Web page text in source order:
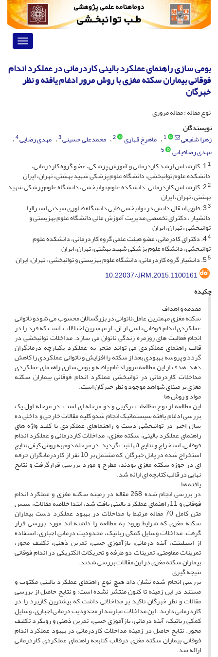
Toggle
بومی سازی راهنمای عملکرد بالینی کاردرمانی در عملکرد اندام
فوقانی بیماران سکته مغزی با روش مرور ادغام یافته و نظر
خبرگان
نوع مقاله : مقاله مروری
نویسندگان
زهرا شفیعی
1 ماهرخ قهاری 2 محمدعلی حسینی3 مهدی رضایی4
مهدی رصافیانی
5
1 1. کارشناس ارشد کاردرمانی و آموزش پزشکی، عضو گروه کاردرمانی،
دانشکده علوم توانبخشی، دانشگاه علوم پزشکی شهید بهشتی، تهران، ایران
2 2. کارشناس کاردرمانی. دانشکده علوم توانبخشی، دانشگاه علوم پزشکی شهید
بهشتی، تهران، ایران
3 3. فلوی انتقال دانش در توانبخشی قلبی دانشگاه فناوری سیدنی استرالیا.
دانشیار ، دکترای تخصصی مدیریت آموزش عالی دانشگاه علوم بهزیستی و
توانبخشی ، تهران، ایران
4 4. دکترای کادرمانی، عضو هیئت علمی گروه کاردرمانی، دانشکده علوم
توانبخشی، دانشگاه علوم پزشکی شهید بهشتی، تهران، ایران
5
10.22037/JRM.2015.1100161
چکیده
مقدمه و اهداف
سکته مغزی مهمترین عامل ناتوانی در بزرگسالان محسوب می شودو ناتوانی
عملکردی اندام فوقانی ناشی از آن، از مهمترین اختلالات است که فرد را در
انجام فعالیت های روزمره زندگی ناتوان می سازد. مداخلات توانبخشی در
قالب راهنمای عملکردی می تواند منجر به عملکرد یکپارچه درمانگران
گردد و پروسه بهبودی بعد از سکته را افزایش و ناتوانی عملکردی را کاهش
دهد. هدف از این مطالعه مرور ادغام یافته و بومی سازی راهنمای عملکردی
مداخلات کاردرمانی در توانبخشی عملکرد اندام فوقانی بیماران سکته
مغزی بر مبنای شواهد موجود و نظر خبرگان است.
مواد و روش ها
این مطالعه از نوع مطالعات ترکیبی و دو مرحله ای است. در مرحله اول یک
بررسی ادغام یافته سیستماتیک انجام شدو کلیه مقالات خارجی و داخلی ده
سال اخیر در توانبخشی دست و راهنماهای عملکردی با کلید واژه های
راهنمای عملکرد بالینی، سکته مغزی، مداخلات کاردرمانی و عملکرد اندام
فوقانی، استخراج و نتایج آنها ثبت گردید. در مرحله دوم به روش کیفی نتایج
استخراج شده در پانل خبرگان که مشتمل بر 10 نفر از کاردرمانگران حرفه
ای در حوزه سکته مغزی بودند، مطرح و مورد بررسی قرارگرفت و نتایج
نهایی در قالب کتابچه ای ارائه شد.
یافته ها
در بررسی انجام شده 268 مقاله در زمینه سکته مغزی و عملکرد اندام
فوقانی و 11 راهنمای عملکرد بالینی یافت شد، ابتدا خلاصه مقالات، سپس
متن کامل 70 مقاله مرتبط با مداخلات در بهبود عملکرد دست بیماران
سکته مغزی که شرایط ورود به مطالعه را داشته اند مورد بررسی قرار
گرفت. مداخلات وسایل کمکی رباتیک، محدودیت درمانی اجباری، استفاده
از اسپلینت، آینه درمانی، بازآموزی حسی، تمرین ذهنی، تکلیف محور،
تمرینات مقاومتی، تمرینات دو طرفه و تحریکات الکتریکی در اندام فوقانی
بیماران سکته مغزی در این مقالات بررسی شدند.
نتیجه گیری
بررسی انجام شده نشان داد هیچ نوع راهنمای عملکرد بالینی مکتوب و
مستند در این زمینه تا کنون منتشر نشده است؛ و نتایج حاصل از بررسی
مقالات و نظر خبرگان تاکید بر مداخلاتی داشت که بیشترین کاربرد را در
کاردرمانی دارند . این مداخلات عبارتند از محدودیت درمانی اجباری، وسایل
کمکی رباتیک، آینه درمانی، بازآموزی حسی، تمرین ذهنی و رویکرد تکلیف
محور. نتایج حاصل در زمینه مداخلات کاردرمانی در بهبود عملکرد اندام
فوقانی بیماران سکته مغزی درقالب کتابچه راهنمای عملکردی کاردرمانی
ارائه شد.